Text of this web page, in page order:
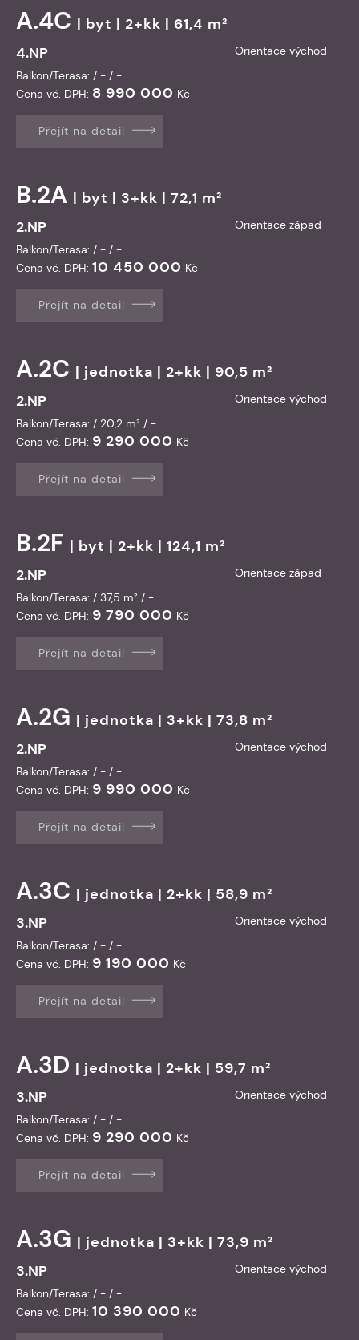
A.4C | byt | 2+kk | 61,4 m²
4.NP
Orientace východ
Balkon/Terasa: / - / -
Cena vč. DPH: 8 990 000 Kč
Přejít na detail
B.2A | byt | 3+kk | 72,1 m²
2.NP
Orientace západ
Balkon/Terasa: / - / -
Cena vč. DPH: 10 450 000 Kč
Přejít na detail
A.2C | jednotka | 2+kk | 90,5 m²
2.NP
Orientace východ
Balkon/Terasa: / 20,2 m² / -
Cena vč. DPH: 9 290 000 Kč
Přejít na detail
B.2F | byt | 2+kk | 124,1 m²
2.NP
Orientace západ
Balkon/Terasa: / 37,5 m² / -
Cena vč. DPH: 9 790 000 Kč
Přejít na detail
A.2G | jednotka | 3+kk | 73,8 m²
2.NP
Orientace východ
Balkon/Terasa: / - / -
Cena vč. DPH: 9 990 000 Kč
Přejít na detail
A.3C | jednotka | 2+kk | 58,9 m²
3.NP
Orientace východ
Balkon/Terasa: / - / -
Cena vč. DPH: 9 190 000 Kč
Přejít na detail
A.3D | jednotka | 2+kk | 59,7 m²
3.NP
Orientace východ
Balkon/Terasa: / - / -
Cena vč. DPH: 9 290 000 Kč
Přejít na detail
A.3G | jednotka | 3+kk | 73,9 m²
3.NP
Orientace východ
Balkon/Terasa: / - / -
Cena vč. DPH: 10 390 000 Kč